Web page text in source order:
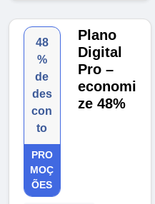
48
%
de
des
con
to
PRO
MOÇ
ÕES
Plano
Digital
Pro –
economi
ze 48%